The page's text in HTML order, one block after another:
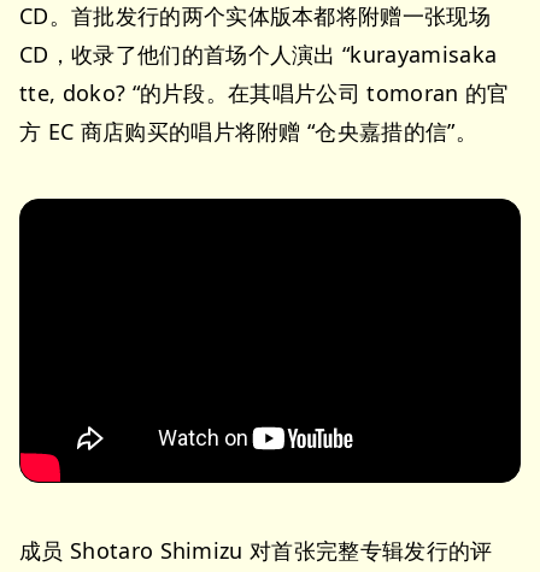
CD。首批发行的两个实体版本都将附赠一张现场
CD，收录了他们的首场个人演出 “kurayamisaka
tte, doko? “的片段。在其唱片公司 tomoran 的官
方 EC 商店购买的唱片将附赠 “仓央嘉措的信”。
成员 Shotaro Shimizu 对首张完整专辑发行的评